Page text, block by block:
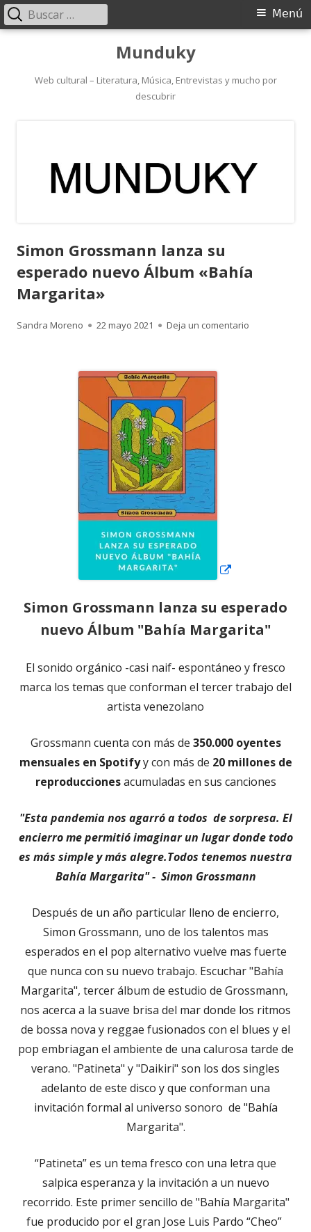
contenido
Munduky
Web cultural – Literatura, Música, Entrevistas y mucho por
descubrir
Menú
Menú
Buscar:
Simon Grossmann lanza su
esperado nuevo Álbum «Bahía
Margarita»
Autor
Sandra Moreno
Publicado
22 mayo 2021 Deja un comentario
Simon Grossmann lanza su esperado
nuevo Álbum "Bahía Margarita"
El sonido orgánico -casi naif- espontáneo y fresco
marca los temas que conforman el tercer trabajo del
artista venezolano
Grossmann cuenta con más de 350.000 oyentes
mensuales en Spotifyy con más de 20 millones de
reproduccionesacumuladas en sus canciones
"Esta pandemia nos agarró a todos de sorpresa. El
encierro me permitió imaginar un lugar donde todo
es más simple y más alegre.Todos tenemos nuestra
Bahía Margarita" - Simon Grossmann
Después de un año particular lleno de encierro,
Simon Grossmann, uno de los talentos mas
esperados en el pop alternativo vuelve mas fuerte
que nunca con su nuevo trabajo. Escuchar "Bahía
Margarita", tercer álbum de estudio de Grossmann,
nos acerca a la suave brisa del mar donde los ritmos
de bossa nova y reggae fusionados con el blues y el
pop embriagan el ambiente de una calurosa tarde de
verano. "Patineta" y "Daikiri" son los dos singles
adelanto de este disco y que conforman una
invitación formal al universo sonoro de "Bahía
Margarita".
“Patineta” es un tema fresco con una letra que
salpica esperanza y la invitación a un nuevo
recorrido. Este primer sencillo de "Bahía Margarita"
fue producido por el gran Jose Luis Pardo “Cheo”